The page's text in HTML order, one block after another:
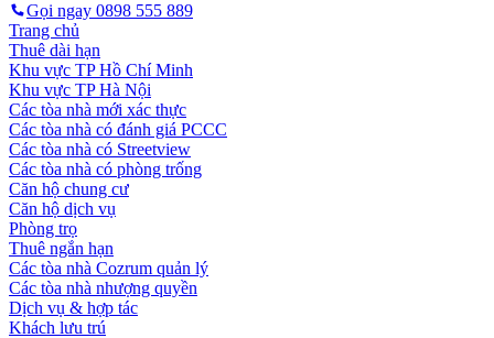
Gọi ngay 0898 555 889
Trang chủ
Thuê dài hạn
Khu vực TP Hồ Chí Minh
Khu vực TP Hà Nội
Các tòa nhà mới xác thực
Các tòa nhà có đánh giá PCCC
Các tòa nhà có Streetview
Các tòa nhà có phòng trống
Căn hộ chung cư
Căn hộ dịch vụ
Phòng trọ
Thuê ngắn hạn
Các tòa nhà Cozrum quản lý
Các tòa nhà nhượng quyền
Dịch vụ & hợp tác
Khách lưu trú